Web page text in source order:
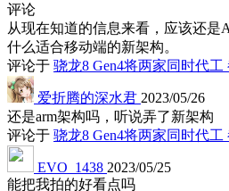
评论
从现在知道的信息来看，应该还
什么适合移动端的新架构。
评论于 骁龙8 Gen4将两家同时代
爱折腾的深水君 2023/05/26
还是arm架构吗，听说弄了新架构
评论于 骁龙8 Gen4将两家同时代
EVO_1438 2023/05/25
能把我拍的好看点吗